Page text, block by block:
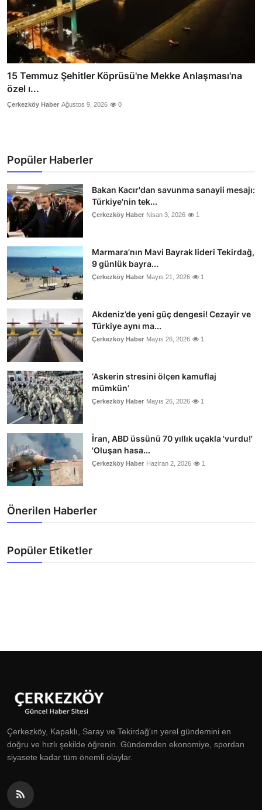
15 Temmuz Şehitler Köprüsü'ne Mekke Anlaşması'na
özel ı...
Çerkezköy Haber Ağustos 9, 2026 0
Popüler Haberler
Bakan Kacır'dan savunma sanayii mesajı:
Türkiye'nin tek...
Çerkezköy Haber Nisan 3, 2026 1
Marmara’nın Mavi Bayrak lideri Tekirdağ,
9 günlük bayra...
Çerkezköy Haber Mayıs 21, 2026 1
Akdeniz’de yeni güç dengesi! Cezayir ve
Türkiye aynı ma...
Çerkezköy Haber Mayıs 26, 2026 1
‘Askerin stresini ölçen kamuflaj
mümkün’
Çerkezköy Haber Mayıs 26, 2026 1
İran, ABD üssünü 70 yıllık uçakla 'vurdu!'
'Oluşan hasa...
Çerkezköy Haber Haziran 2, 2026 1
Önerilen Haberler
Popüler Etiketler
Çerkezköy, Kapaklı, Saray ve Tekirdağ'ın yerel gündemini en
doğru ve hızlı şekilde öğrenin. Gündemden ekonomiye, spordan
siyasete kadar tüm önemli olaylar.